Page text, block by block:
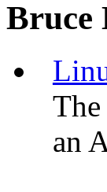
Bruce
an